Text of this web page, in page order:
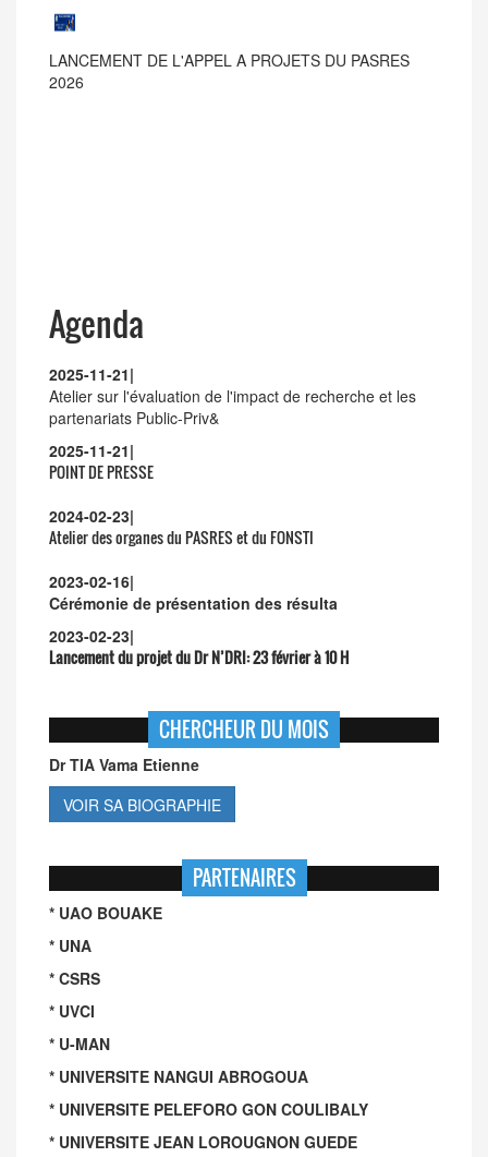
LANCEMENT DE L'APPEL A PROJETS DU PASRES
Agenda
2025-11-21|
Atelier sur l'évaluation de l'impact de recherche et les
partenariats Public-Priv&
2025-11-21|
POINT DE PRESSE
2024-02-23|
Atelier des organes du PASRES et du FONSTI
2023-02-16|
Cérémonie de présentation des résulta
2023-02-23|
Lancement du projet du Dr N’DRI:23 février à 10 H
CHERCHEUR DU MOIS
Dr TIA Vama Etienne
VOIR SA BIOGRAPHIE
PARTENAIRES
* UAO BOUAKE
* UNA
* CSRS
* UVCI
* U-MAN
* UNIVERSITE NANGUI ABROGOUA
* UNIVERSITE PELEFORO GON COULIBALY
* UNIVERSITE JEAN LOROUGNON GUEDE